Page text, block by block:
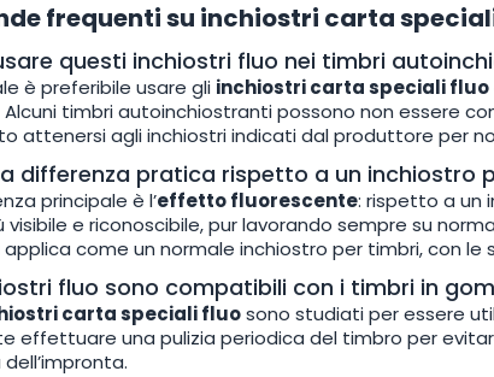
frequenti su inchiostri carta
questi inchiostri fluo nei timbri
è preferibile usare gli inchiostri carta speciali fluo
Alcuni timbri autoinchiostranti possono non essere
attenersi agli inchiostri indicati dal produttore per
differenza pratica rispetto a un inchiostro
principale è l’effetto fluorescente: rispetto a un
visibile e riconoscibile, pur lavorando sempre su
applica come un normale inchiostro per timbri, con
fluo sono compatibili con i timbri in
carta speciali fluosono studiati per essere
effettuare una pulizia periodica del timbro per